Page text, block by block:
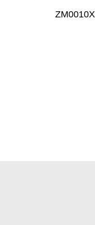
ZM0010X